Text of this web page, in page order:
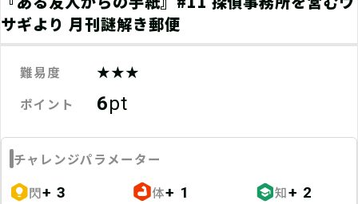
サギより 月刊謎解き郵便
難易度 ★★★
ポイント 6pt
チャレンジパラメーター
閃+ 3 体+ 1 知+ 2